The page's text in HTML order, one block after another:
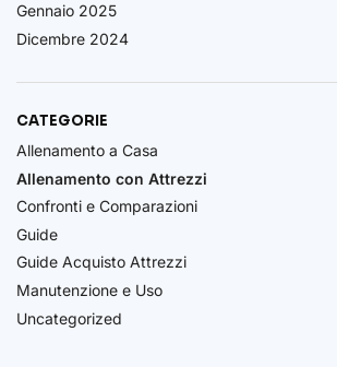
Gennaio 2025
Dicembre 2024
CATEGORIE
Allenamento a Casa
Allenamento con Attrezzi
Confronti e Comparazioni
Guide
Guide Acquisto Attrezzi
Manutenzione e Uso
Uncategorized